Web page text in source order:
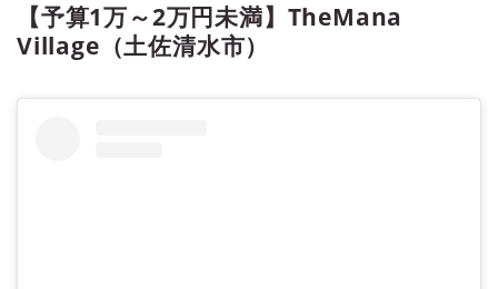
【予算1万～2万円未満】TheMana
Village（土佐清水市）